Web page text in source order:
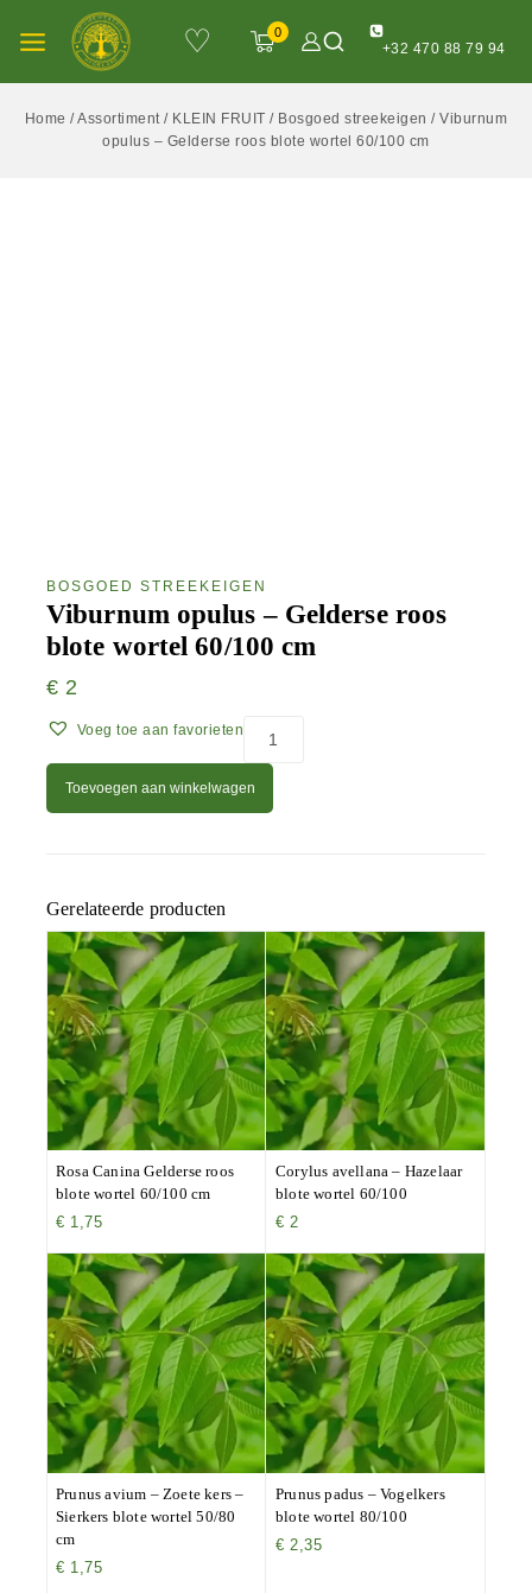
♡ 0
+32 470 88 79 94
Home /Assortiment / KLEIN FRUIT / Bosgoed streekeigen / Viburnum
opulus – Gelderse roos blote wortel 60/100 cm
BOSGOED STREEKEIGEN
Viburnum opulus – Gelderse roos
blote wortel 60/100 cm
€ 2
Voeg toe aan favorieten
Toevoegen aan winkelwagen
Gerelateerde producten
Rosa Canina Gelderse roos
blote wortel 60/100 cm
€ 1,75
Corylus avellana – Hazelaar
blote wortel 60/100
€ 2
Prunus avium – Zoete kers –
Sierkers blote wortel 50/80
cm
€ 1,75
Prunus padus – Vogelkers
blote wortel 80/100
€ 2,35